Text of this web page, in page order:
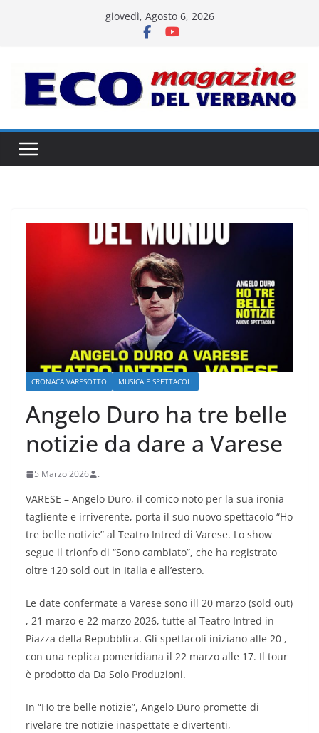
giovedì, Agosto 6, 2026
CRONACA VARESOTTO MUSICA E SPETTACOLI
Angelo Duro ha tre belle
notizie da dare a Varese
5 Marzo 2026 .
VARESE – Angelo Duro, il comico noto per la sua ironia
tagliente e irriverente, porta il suo nuovo spettacolo “Ho
tre belle notizie” al Teatro Intred di Varese. Lo show
segue il trionfo di “Sono cambiato”, che ha registrato
oltre 120 sold out in Italia e all’estero.
Le date confermate a Varese sono ill 20 marzo (sold out)
, 21 marzo e 22 marzo 2026, tutte al Teatro Intred in
Piazza della Repubblica. Gli spettacoli iniziano alle 20 ,
con una replica pomeridiana il 22 marzo alle 17. Il tour
è prodotto da Da Solo Produzioni.
In “Ho tre belle notizie”, Angelo Duro promette di
rivelare tre notizie inaspettate e divertenti,